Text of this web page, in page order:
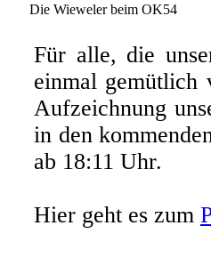
Die Wieweler beim OK54
Für alle, die
einmal gemütlich
Aufzeichnung
in den
ab 18:11 Uhr.
Hier geht es zum